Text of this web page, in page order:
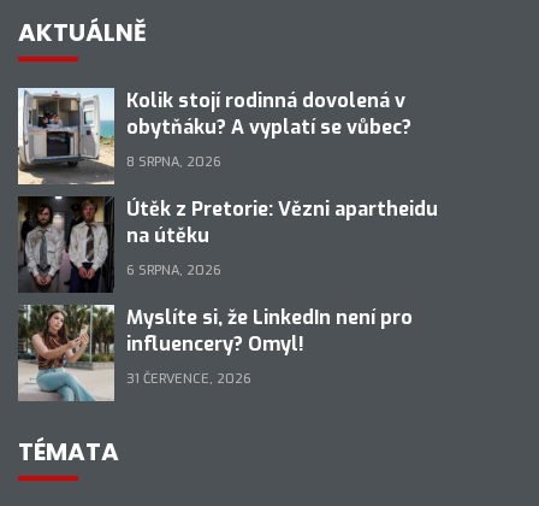
AKTUÁLNĚ
Kolik stojí rodinná dovolená v
obytňáku? A vyplatí se vůbec?
8 SRPNA, 2026
Útěk z Pretorie: Vězni apartheidu
na útěku
6 SRPNA, 2026
Myslíte si, že LinkedIn není pro
influencery? Omyl!
31 ČERVENCE, 2026
TÉMATA